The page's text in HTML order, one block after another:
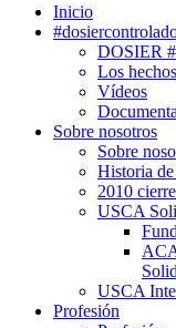
Inicio
DOSIER
Los hechos
Vídeos
Sobre nosotros
Sobre
Historia
2010
USCA
USCA
Profesión